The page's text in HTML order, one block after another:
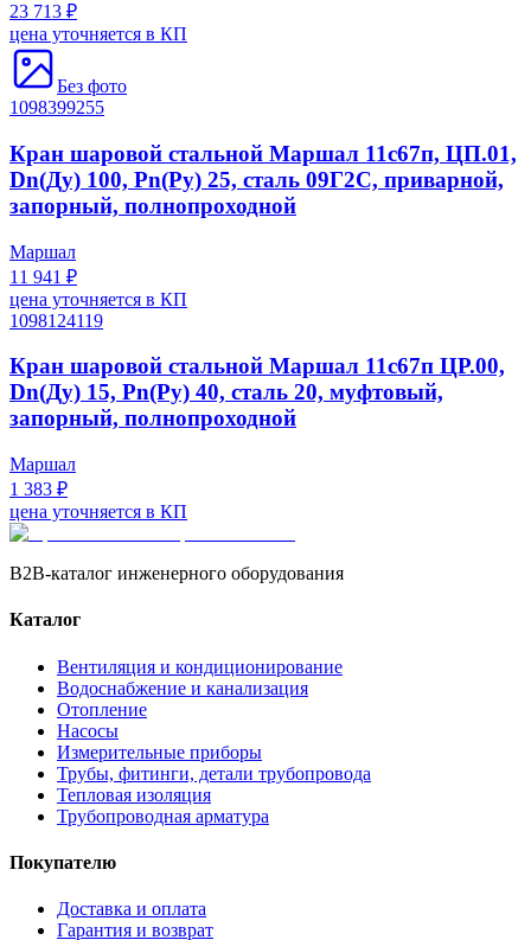
23 713 ₽
цена уточняется в КП
Без фото
1098399255
Кран шаровой стальной Маршал 11с67п, ЦП.01,
Dn(Ду) 100, Рn(Ру) 25, сталь 09Г2С, приварной,
запорный, полнопроходной
Маршал
11 941 ₽
цена уточняется в КП
1098124119
Кран шаровой стальной Маршал 11с67п ЦР.00,
Dn(Ду) 15, Рn(Ру) 40, сталь 20, муфтовый,
запорный, полнопроходной
Маршал
1 383 ₽
цена уточняется в КП
B2B-каталог инженерного оборудования
Каталог
Вентиляция и кондиционирование
Водоснабжение и канализация
Отопление
Насосы
Измерительные приборы
Трубы, фитинги, детали трубопровода
Тепловая изоляция
Трубопроводная арматура
Покупателю
Доставка и оплата
Гарантия и возврат